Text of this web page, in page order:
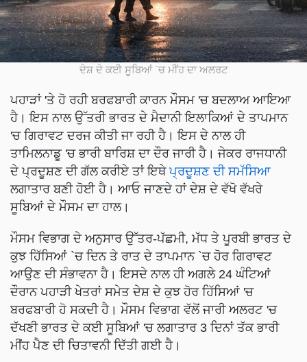
ਦੇਸ਼ ਦੇ ਕਈ ਸੂਬਿਆਂ `ਚ ਮੀਂਹ ਦਾ ਅਲਰਟ
ਪਹਾੜਾਂ 'ਤੇ ਹੋ ਰਹੀ ਬਰਫਬਾਰੀ ਕਾਰਨ ਮੌਸਮ 'ਚ ਬਦਲਾਅ ਆਇਆ
ਹੈ। ਇਸ ਨਾਲ ਉੱਤਰੀ ਭਾਰਤ ਦੇ ਮੈਦਾਨੀ ਇਲਾਕਿਆਂ ਦੇ ਤਾਪਮਾਨ
'ਚ ਗਿਰਾਵਟ ਦਰਜ ਕੀਤੀ ਜਾ ਰਹੀ ਹੈ। ਇਸ ਦੇ ਨਾਲ ਹੀ
ਤਾਮਿਲਨਾਡੂ 'ਚ ਭਾਰੀ ਬਾਰਿਸ਼ ਦਾ ਦੌਰ ਜਾਰੀ ਹੈ। ਜੇਕਰ ਰਾਜਧਾਨੀ
ਦੇ ਪ੍ਰਦੂਸ਼ਣ ਦੀ ਗੱਲ ਕਰੀਏ ਤਾਂ ਇਥੇਪ੍ਰਦੂਸ਼ਣ ਦੀ ਸਮੱਸਿਆ
ਲਗਾਤਾਰ ਬਣੀ ਹੋਈ ਹੈ। ਆਓ ਜਾਣਦੇ ਹਾਂ ਦੇਸ਼ ਦੇ ਵੱਖੋ ਵੱਖਰੇ
ਸੂਬਿਆਂ ਦੇ ਮੌਸਮ ਦਾ ਹਾਲ।
ਮੌਸਮ ਵਿਭਾਗ ਦੇ ਅਨੁਸਾਰ ਉੱਤਰ-ਪੱਛਮੀ, ਮੱਧ ਤੇ ਪੂਰਬੀ ਭਾਰਤ ਦੇ
ਕੁਝ ਹਿੱਸਿਆਂ `ਚ ਦਿਨ ਤੇ ਰਾਤ ਦੇ ਤਾਪਮਾਨ `ਚ ਹੋਰ ਗਿਰਾਵਟ
ਆਉਣ ਦੀ ਸੰਭਾਵਨਾ ਹੈ। ਇਸਦੇ ਨਾਲ ਹੀ ਅਗਲੇ 24 ਘੰਟਿਆਂ
ਦੌਰਾਨ ਪਹਾੜੀ ਖੇਤਰਾਂ ਸਮੇਤ ਦੇਸ਼ ਦੇ ਕੁਝ ਹੋਰ ਹਿੱਸਿਆਂ 'ਚ
ਬਰਫਬਾਰੀ ਹੋ ਸਕਦੀ ਹੈ। ਮੌਸਮ ਵਿਭਾਗ ਵੱਲੋਂ ਜਾਰੀ ਅਲਰਟ 'ਚ
ਦੱਖਣੀ ਭਾਰਤ ਦੇ ਕਈ ਸੂਬਿਆਂ 'ਚ ਲਗਾਤਾਰ 3 ਦਿਨਾਂ ਤੱਕ ਭਾਰੀ
ਮੀਂਹ ਪੈਣ ਦੀ ਚਿਤਾਵਨੀ ਦਿੱਤੀ ਗਈ ਹੈ।